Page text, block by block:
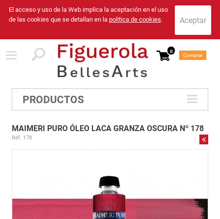
El acceso y uso de la Web implica la aceptación en el uso
de las cookies que se detallan en la politica de cookies.
0
Comprar
PRODUCTOS
MAIMERI PURO ÓLEO LACA GRANZA OSCURA Nº 178
Ref. 178